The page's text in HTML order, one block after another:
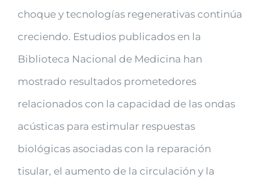
choque y tecnologías regenerativas continúa
creciendo. Estudios publicados en la
Biblioteca Nacional de Medicina han
mostrado resultados prometedores
relacionados con la capacidad de las ondas
acústicas para estimular respuestas
biológicas asociadas con la reparación
tisular, el aumento de la circulación y la